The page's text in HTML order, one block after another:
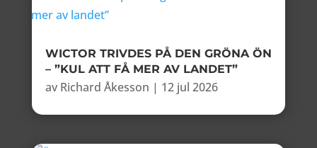
WICTOR TRIVDES PÅ DEN GRÖNA ÖN
– ”KUL ATT FÅ MER AV LANDET”
av Richard Åkesson | 12 jul 2026